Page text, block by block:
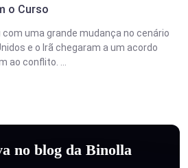
o Curso
uma grande mudança no cenário
e o Irã chegaram a um acordo
ao conflito. ...
no blog da Binolla